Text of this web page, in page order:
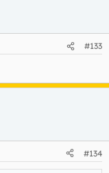
#133
#134